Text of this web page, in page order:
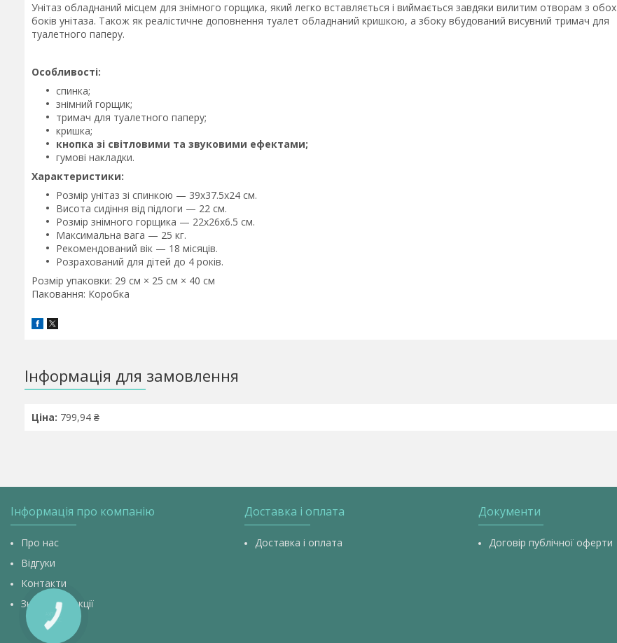
Унітаз обладнаний місцем для знімного горщика, який легко вставляється і виймається завдяки вилитим отворам з обох
боків унітаза. Також як реалістичне доповнення туалет обладнаний кришкою, а збоку вбудований висувний тримач для
туалетного паперу.
Особливості:
спинка;
знімний горщик;
тримач для туалетного паперу;
кришка;
кнопка зі світловими та звуковими ефектами;
гумові накладки.
Характеристики:
Розмір унітаз зі спинкою — 39х37.5х24 см.
Висота сидіння від підлоги — 22 см.
Розмір знімного горщика — 22х26х6.5 см.
Максимальна вага — 25 кг.
Рекомендований вік — 18 місяців.
Розрахований для дітей до 4 років.
Розмір упаковки: 29 см × 25 см × 40 см
Паковання: Коробка
Інформація для замовлення
Ціна: 799,94 ₴
Інформація про компанію
Про нас
Відгуки
Контакти
Знижки та акції
Доставка і оплата
Доставка і оплата
Документи
Договір публічної оферти
КНОПКА
ЗВ'ЯЗКУ